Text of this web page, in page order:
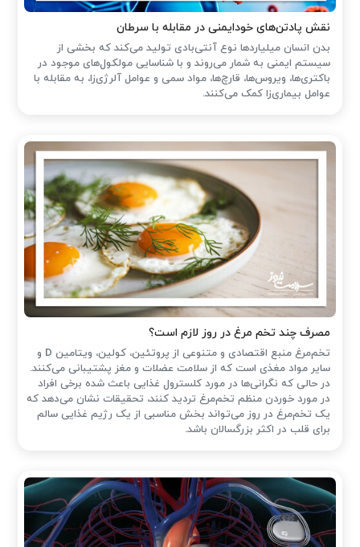
نقش پادتن‌های خودایمنی در مقابله با سرطان
بدن انسان میلیاردها نوع آنتی‌بادی تولید می‌کند که بخشی از
سیستم ایمنی به شمار می‌روند و با شناسایی مولکول‌های موجود در
باکتری‌ها، ویروس‌ها، قارچ‌ها، مواد سمی و عوامل آلرژی‌زا، به مقابله با
عوامل بیماری‌زا کمک می‌کنند.
مصرف چند تخم مرغ در روز لازم است؟
تخم‌مرغ منبع اقتصادی و متنوعی از پروتئین، کولین، ویتامین D و
سایر مواد مغذی است که از سلامت عضلات و مغز پشتیبانی می‌کنند.
در حالی که نگرانی‌ها در مورد کلسترول غذایی باعث شده ‌برخی افراد
در مورد خوردن منظم تخم‌مرغ تردید کنند، تحقیقات نشان می‌دهد که
یک تخم‌مرغ در روز می‌تواند بخش مناسبی از یک رژیم غذایی سالم
برای قلب در اکثر بزرگسالان باشد.